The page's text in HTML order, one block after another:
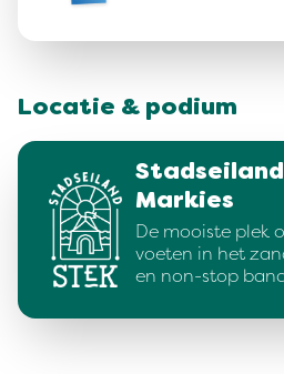
Locatie & podium
Markies
De mooiste plek
voeten in het
en non-stop